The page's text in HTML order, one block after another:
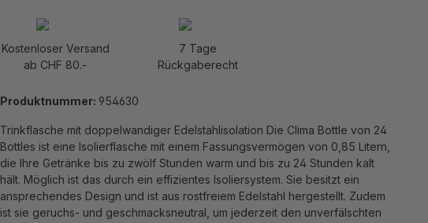
Kostenloser Versand
ab CHF 80.-
7 Tage
Rückgaberecht
Produktnummer: 954630
Trinkflasche mit doppelwandiger Edelstahlisolation Die Clima Bottle von 24
Bottles ist eine Isolierflasche mit einem Fassungsvermögen von 0,85 Litern,
die Ihre Getränke bis zu zwölf Stunden warm und bis zu 24 Stunden kalt
hält. Möglich ist das durch ein effizientes Isoliersystem. Sie besitzt ein
ansprechendes Design und ist aus rostfreiem Edelstahl hergestellt. Zudem
ist sie geruchs- und geschmacksneutral, um jederzeit den unverfälschten